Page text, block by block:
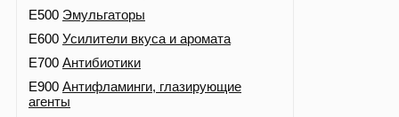
E500 Эмульгаторы
E600 Усилители вкуса и аромата
E700 Антибиотики
E900 Антифламинги, глазирующие
агенты